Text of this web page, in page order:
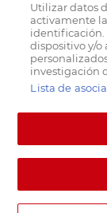
Utilizar datos
activamente
identificación.
dispositivo y/o
investigación
Lista de